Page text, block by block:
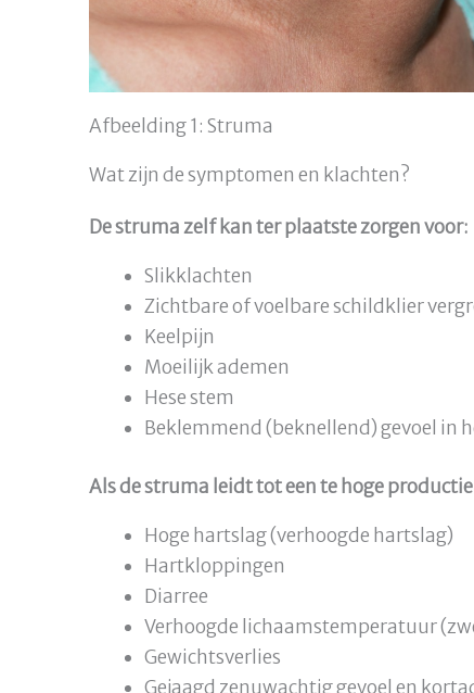
Afbeelding 1: Struma
Wat zijn de symptomen en klachten?
De struma zelf kan ter plaatste zorgen voor:
Slikklachten
Zichtbare of voelbare schildklier
Keelpijn
Moeilijk ademen
Hese stem
Beklemmend (beknellend) gevoel in
Als de struma leidt tot een te hoge
Hoge hartslag (verhoogde hartslag)
Hartkloppingen
Diarree
Verhoogde lichaamstemperatuur
Gewichtsverlies
Gejaagd zenuwachtig gevoel en